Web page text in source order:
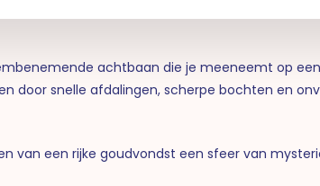
achtbaan die je meeneemt op
door snelle afdalingen, scherpe bochten en
van een rijke goudvondst een sfeer van